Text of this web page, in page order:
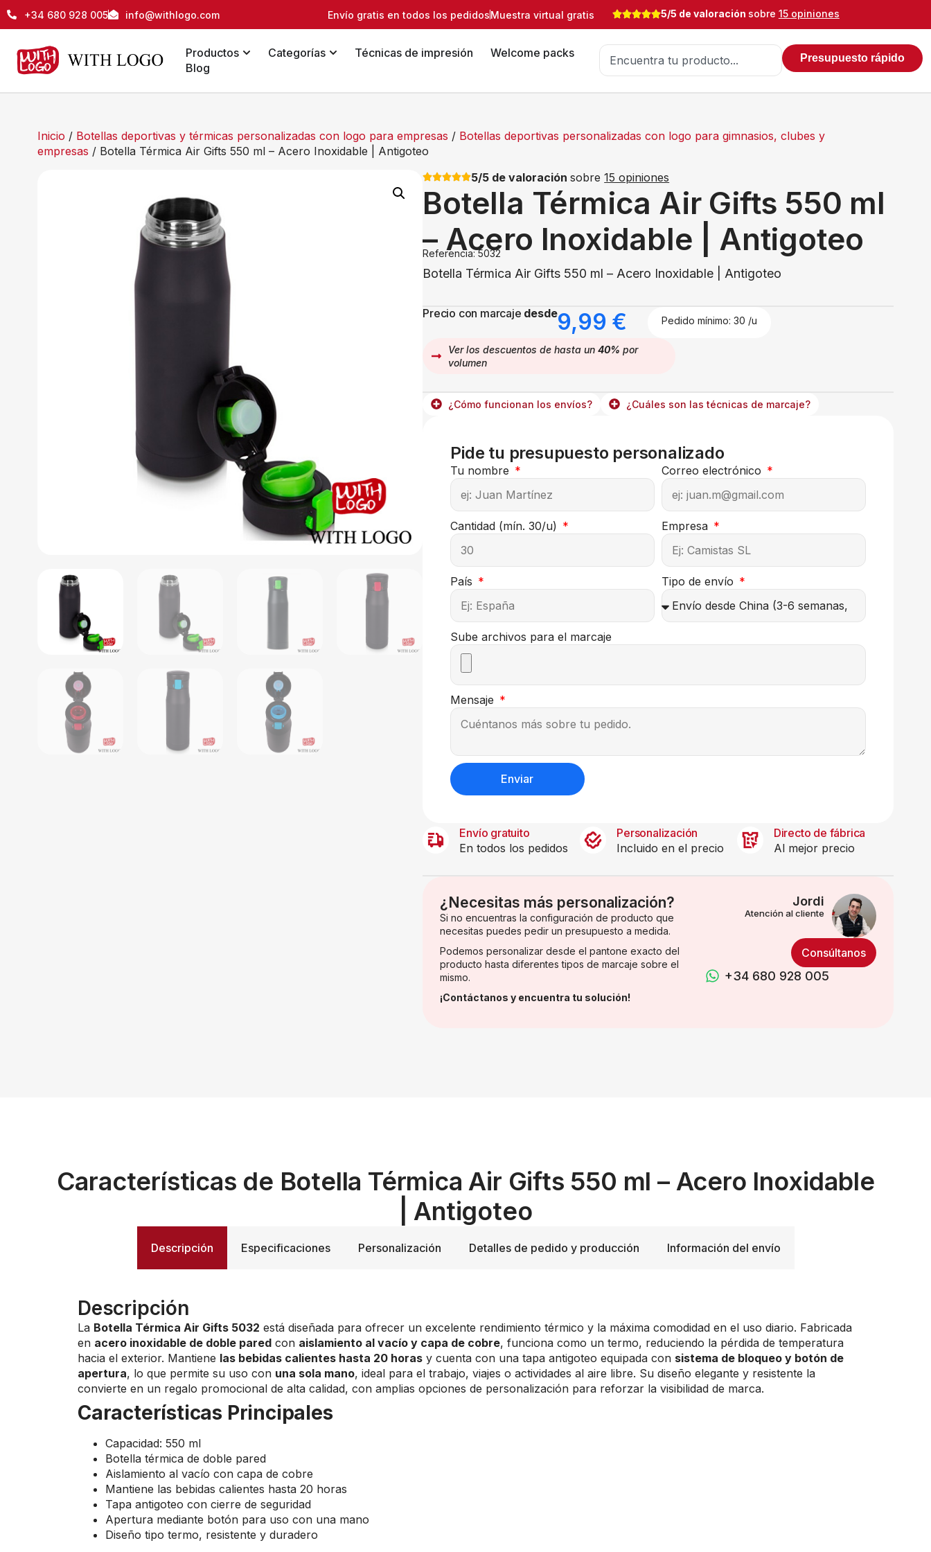
+34 680 928 005 info@withlogo.com Envío gratis en todos los pedidosMuestra virtual gratis 5/5 de valoración sobre 15 opiniones
Productos Categorías Técnicas de impresión
Welcome packs
Blog
Presupuesto rápido
Inicio / Botellas deportivas y térmicas personalizadas con logo para empresas / Botellas deportivas personalizadas con logo para gimnasios, clubes y
empresas / Botella Térmica Air Gifts 550 ml – Acero Inoxidable | Antigoteo
5/5 de valoraciónsobre15 opiniones
Botella Térmica Air Gifts 550 ml
– Acero Inoxidable | Antigoteo
Referencia: 5032
Botella Térmica Air Gifts 550 ml – Acero Inoxidable | Antigoteo
Precio con marcaje desde9,99 € Pedido mínimo: 30 /u
Ver los descuentos de hasta un40% por
volumen
¿Cómo funcionan los envíos? ¿Cuáles son las técnicas de marcaje?
Pide tu presupuesto personalizado
Tu nombre Correo electrónico
Cantidad (mín. 30/u) Empresa
País Tipo de envío
Sube archivos para el marcaje
Mensaje
Enviar
Envío gratuito
En todos los pedidos
Personalización
Incluido en el precio
Directo de fábrica
Al mejor precio
¿Necesitas más personalización?
Si no encuentras la configuración de producto que
necesitas puedes pedir un presupuesto a medida.
Podemos personalizar desde el pantone exacto del
producto hasta diferentes tipos de marcaje sobre el
mismo.
¡Contáctanos y encuentra tu solución!
Jordi
Atención al cliente
Consúltanos
+34 680 928 005
Características de Botella Térmica Air Gifts 550 ml – Acero Inoxidable
| Antigoteo
Descripción Especificaciones Personalización Detalles de pedido y producción Información del envío
Descripción
La Botella Térmica Air Gifts 5032 está diseñada para ofrecer un excelente rendimiento térmico y la máxima comodidad en el uso diario. Fabricada
en acero inoxidable de doble pared con aislamiento al vacío y capa de cobre, funciona como un termo, reduciendo la pérdida de temperatura
hacia el exterior. Mantiene las bebidas calientes hasta 20 horas y cuenta con una tapa antigoteo equipada con sistema de bloqueo y botón de
apertura, lo que permite su uso con una sola mano, ideal para el trabajo, viajes o actividades al aire libre. Su diseño elegante y resistente la
convierte en un regalo promocional de alta calidad, con amplias opciones de personalización para reforzar la visibilidad de marca.
Características Principales
Capacidad: 550 ml
Botella térmica de doble pared
Aislamiento al vacío con capa de cobre
Mantiene las bebidas calientes hasta 20 horas
Tapa antigoteo con cierre de seguridad
Apertura mediante botón para uso con una mano
Diseño tipo termo, resistente y duradero